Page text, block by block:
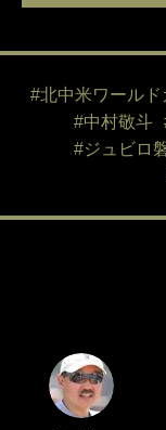
#北中米ワール
#中村敬斗
#ジュビロ